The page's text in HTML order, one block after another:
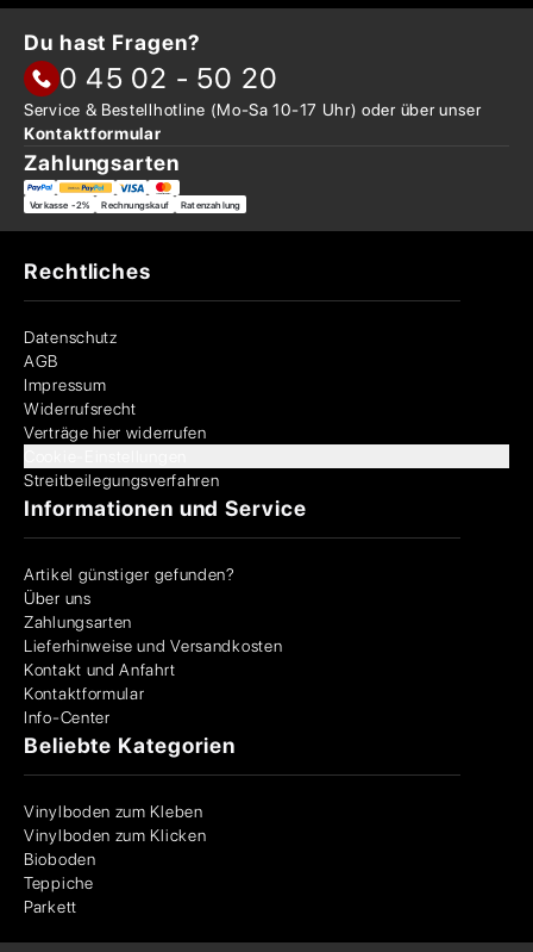
Du hast Fragen?
0 45 02 - 50 20
Service & Bestellhotline (Mo-Sa 10-17 Uhr) oder überunser
Kontaktformular
Zahlungsarten
Vorkasse -2% Rechnungskauf Ratenzahlung
Rechtliches
Datenschutz
AGB
Impressum
Widerrufsrecht
Verträge hier widerrufen
Streitbeilegungsverfahren
Informationen und Service
Artikel günstiger gefunden?
Über uns
Zahlungsarten
Lieferhinweise und Versandkosten
Kontakt und Anfahrt
Kontaktformular
Info-Center
Beliebte Kategorien
Vinylboden zum Kleben
Vinylboden zum Klicken
Bioboden
Teppiche
Parkett